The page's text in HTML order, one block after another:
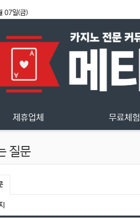
07일(금)
제휴업체 무료체험
질문
질문 분류 목록